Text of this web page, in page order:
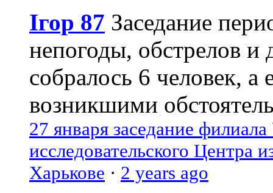
Ігор 87 Заседание
непогоды, обстрелов и
собралось 6 человек, а
возникшими
27 января заседание
исследовательского Центра
Харькове · 2 years ago